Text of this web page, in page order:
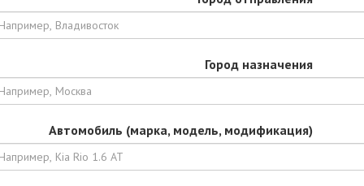
Город назначения
Автомобиль (марка, модель, модификация)